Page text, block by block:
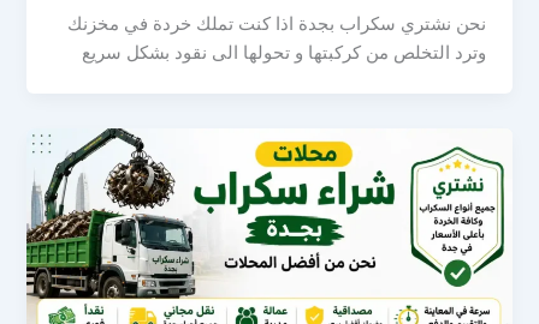
نحن نشتري سكراب بجدة اذا كنت تملك خردة في مخزنك
وترد التخلص من كركبتها و تحولها الى نقود بشكل سريع